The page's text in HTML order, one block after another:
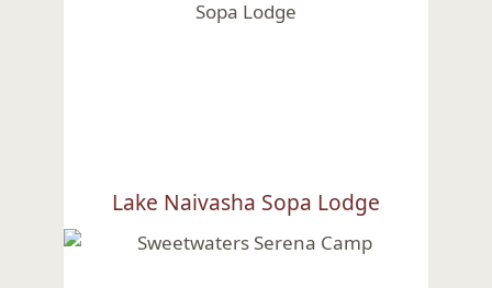
Lake Naivasha Sopa Lodge
Ansehen